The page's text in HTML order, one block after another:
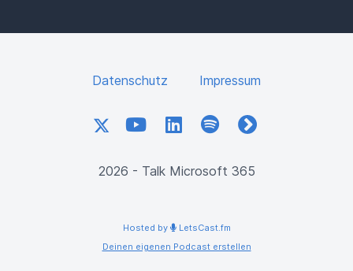
Datenschutz Impressum
X YouTubeLinkedInSpotifyfyyd
2026 - Talk Microsoft 365
Hosted by
LetsCast.fm
Deinen eigenen Podcast erstellen